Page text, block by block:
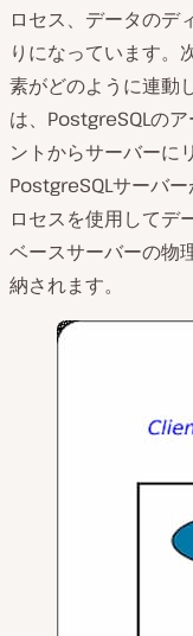
ロセス、データのデ
りになっています。
素がどのように連動
は、PostgreSQLの
ントからサーバーに
PostgreSQLサーバ
ロセスを使用してデ
ベースサーバーの物
納されます。